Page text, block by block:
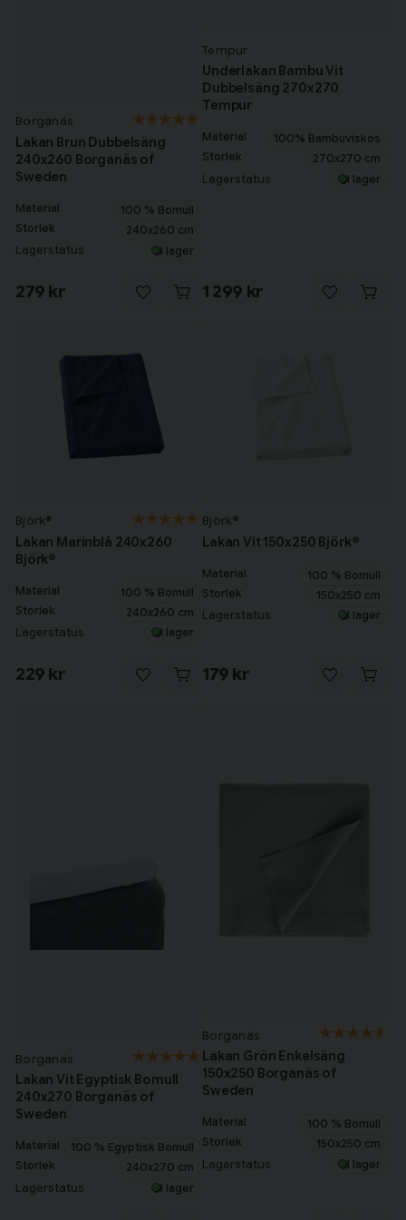
Borganäs
Lakan Brun Dubbelsäng
240x260 Borganäs of
Sweden
Material
100 % Bomull
Storlek
240x260 cm
Lagerstatus I lager
279 kr
Tempur
Underlakan Bambu Vit
Dubbelsäng 270x270
Tempur
Material
100% Bambuviskos
Storlek
270x270 cm
Lagerstatus I lager
1 299 kr
Björk®
Lakan Marinblå 240x260
Björk®
Material
100 % Bomull
Storlek
240x260 cm
Lagerstatus I lager
229 kr
Björk®
Lakan Vit 150x250 Björk®
Material
100 % Bomull
Storlek
150x250 cm
Lagerstatus I lager
179 kr
Borganäs
Lakan Vit Egyptisk Bomull
240x270 Borganäs of
Sweden
Material
100 % Egyptisk Bomull
Storlek
240x270 cm
Lagerstatus I lager
Borganäs
Lakan Grön Enkelsäng
150x250 Borganäs of
Sweden
Material
100 % Bomull
Storlek
150x250 cm
Lagerstatus I lager